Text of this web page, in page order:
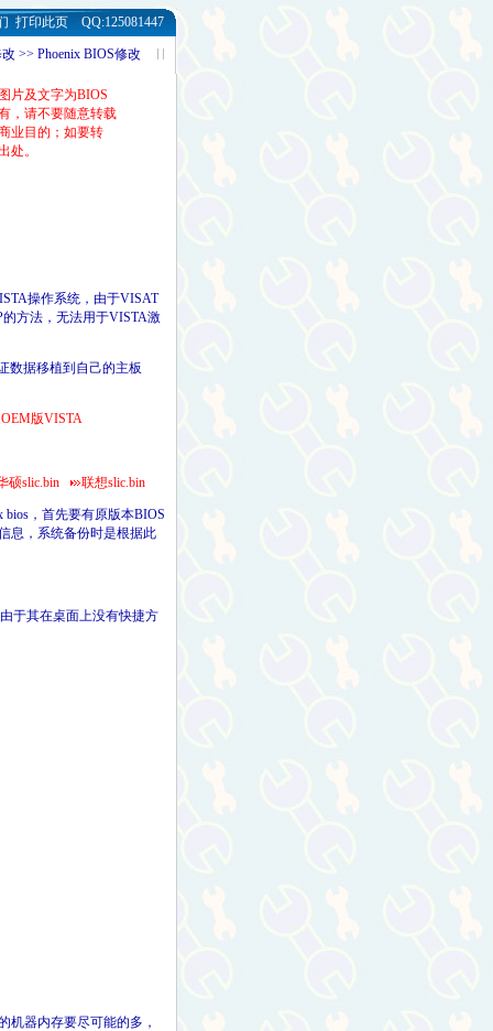
打印此页 QQ:125081447
Phoenix BIOS修改
片及文字为BIOS
，请不要随意转载
业目的；如要转
处。
操作系统，由于VISAT
方法，无法用于VISTA激
数据移植到自己的主板
版VISTA
硕slic.bin 联想slic.bin
bios，首先要有原版本BIOS
息，系统备份时是根据此
于其在桌面上没有快捷方
器内存要尽可能的多，